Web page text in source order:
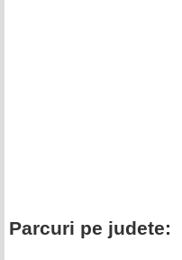
Parcuri pe judete: